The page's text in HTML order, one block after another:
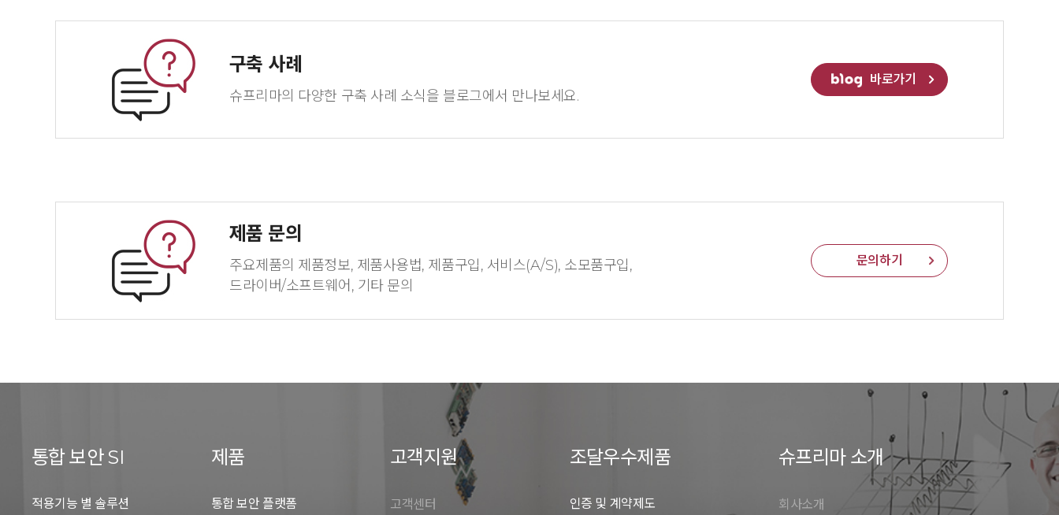
구축 사례
슈프리마의 다양한 구축 사례 소식을 블로그에서 만나보세요.
바로가기
제품 문의
주요제품의 제품정보, 제품사용법, 제품구입, 서비스(A/S), 소모품구입,
드라이버/소프트웨어, 기타 문의
문의하기
통합 보안 SI
적용기능 별 솔루션
제품
통합 보안 플랫폼
고객지원
고객센터
조달우수제품
인증 및 계약제도
슈프리마 소개
회사소개